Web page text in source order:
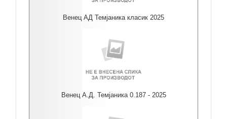
Венец АД Темјаника класик 2025
Венец А.Д. Темјаника 0.187 - 2025